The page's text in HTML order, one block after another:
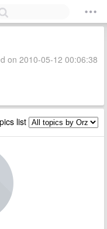
on 2010-05-12 00:06:38
list